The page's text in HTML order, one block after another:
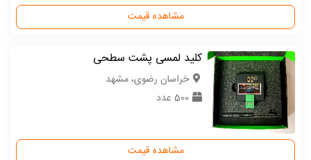
مشاهده قیمت
کلید لمسی پشت سطحی
خراسان رضوی، مشهد
500 عدد
مشاهده قیمت